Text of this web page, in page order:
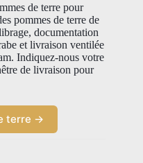
de terre pour
pommes de terre de
documentation
et livraison ventilée
Indiquez-nous votre
de livraison pour
terre →